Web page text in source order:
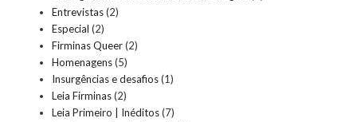
Entrevistas(2)
Especial (2)
Firminas Queer(2)
Homenagens(5)
Insurgências e desafios(1)
Leia Firminas(2)
Leia Primeiro | Inéditos(7)